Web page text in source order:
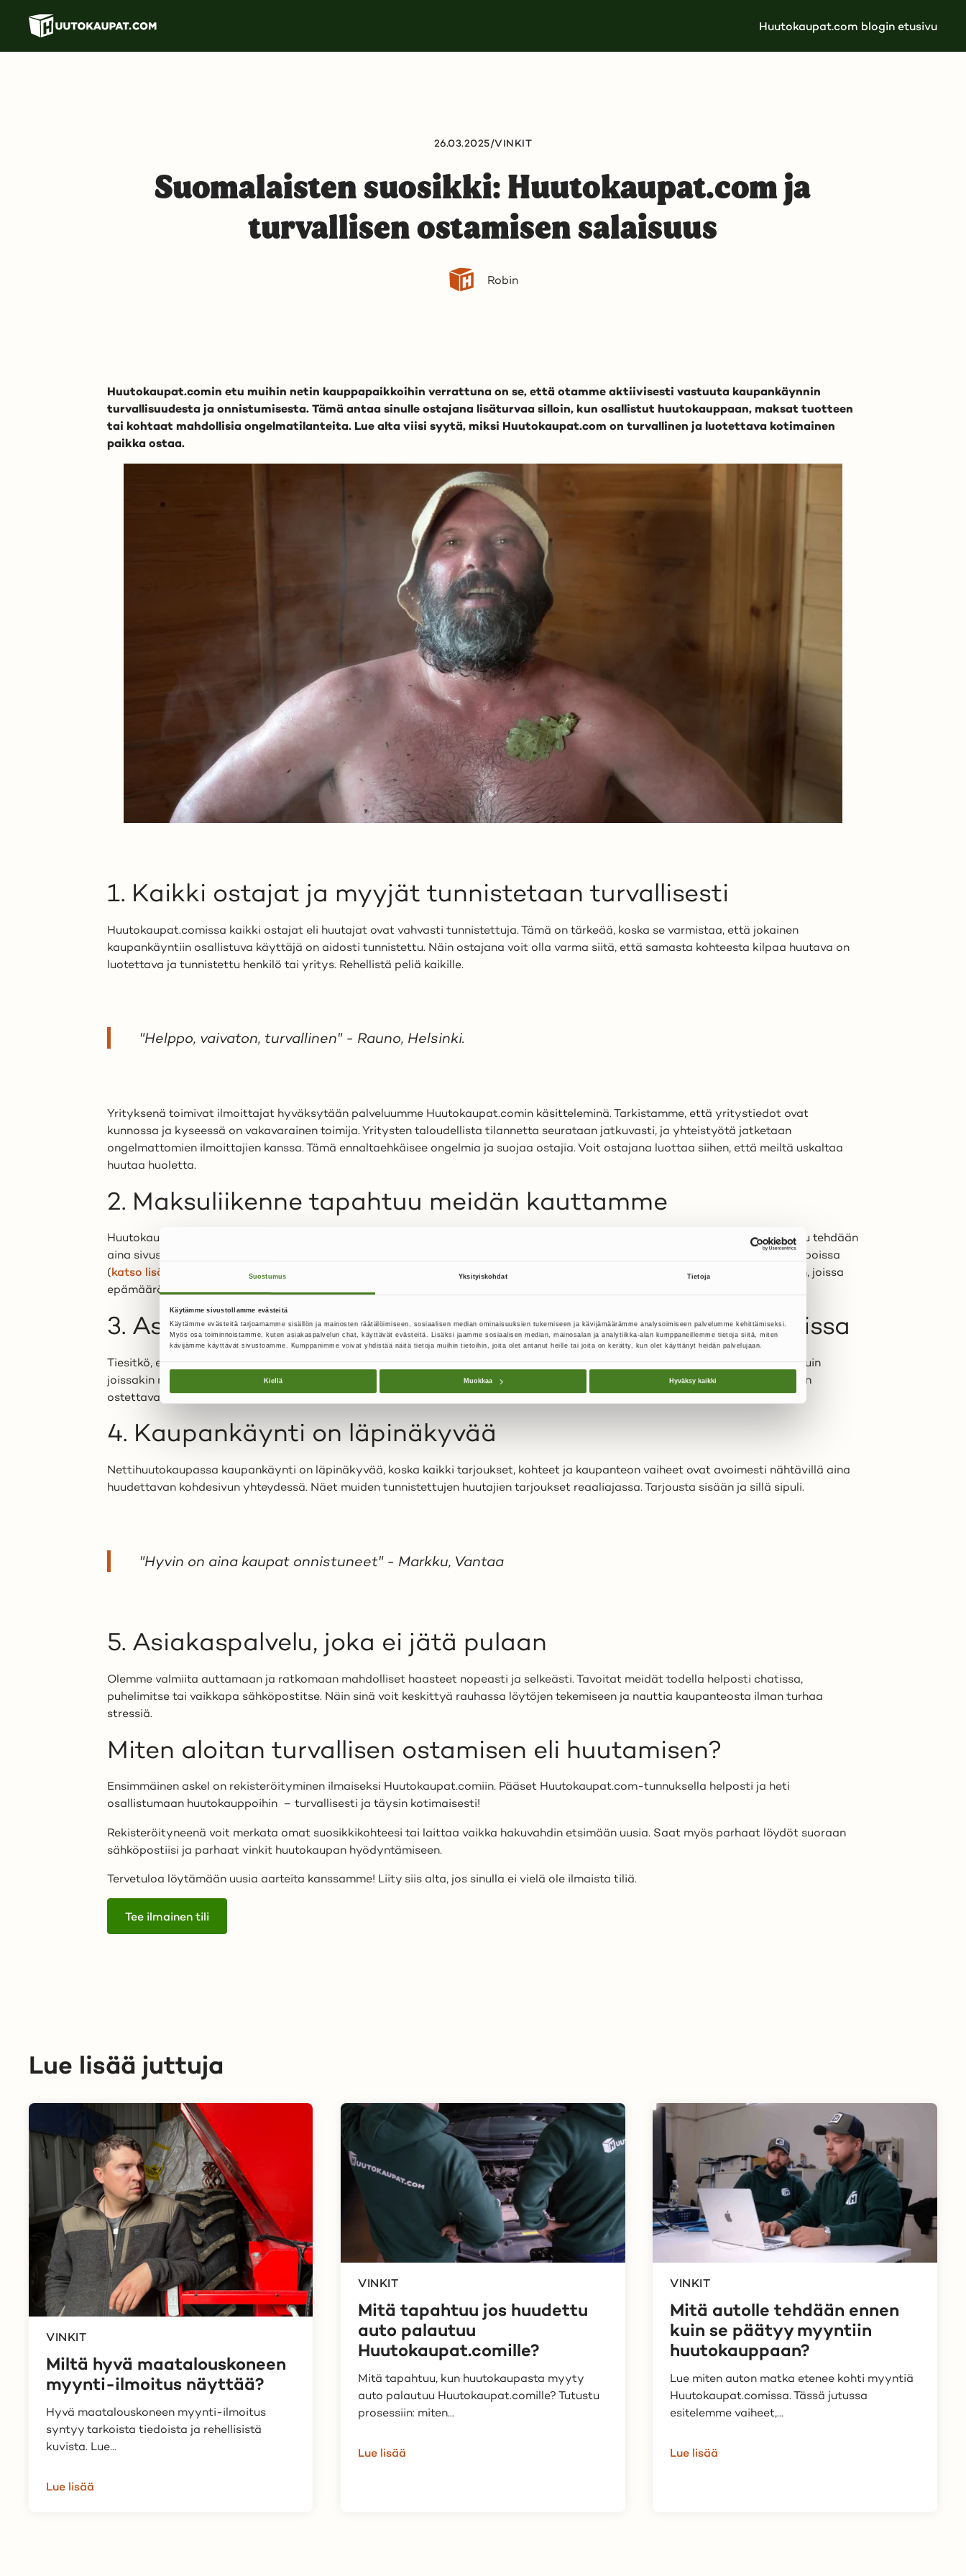
Suostumus Yksityiskohdat Tietoja
Käytämme sivustollamme evästeitä
Käytämme evästeitä tarjoamamme sisällön ja mainosten räätälöimiseen, sosiaalisen median ominaisuuksien tukemiseen ja kävijämäärämme analysoimiseen palvelumme kehittämiseksi.
Myös osa toiminnoistamme, kuten asiakaspalvelun chat, käyttävät evästeitä. Lisäksi jaamme sosiaalisen median, mainosalan ja analytiikka-alan kumppaneillemme tietoja siitä, miten
kävijämme käyttävät sivustoamme. Kumppanimme voivat yhdistää näitä tietoja muihin tietoihin, joita olet antanut heille tai joita on kerätty, kun olet käyttänyt heidän palvelujaan.
Kiellä Muokkaa Hyväksy kaikki
pääsisältöön
Huutokaupat.com blogin etusivu
26.03.2025/VINKIT
Suomalaisten suosikki: Huutokaupat.com ja
turvallisen ostamisen salaisuus
Robin
Huutokaupat.comin etu muihin netin kauppapaikkoihin verrattuna on se, että otamme aktiivisesti vastuuta kaupankäynnin
turvallisuudesta ja onnistumisesta. Tämä antaa sinulle ostajana lisäturvaa silloin, kun osallistut huutokauppaan, maksat tuotteen
tai kohtaat mahdollisia ongelmatilanteita. Lue alta viisi syytä, miksi Huutokaupat.com on turvallinen ja luotettava kotimainen
paikka ostaa.
1. Kaikki ostajat ja myyjät tunnistetaan turvallisesti
Huutokaupat.comissa kaikki ostajat eli huutajat ovat vahvasti tunnistettuja. Tämä on tärkeää, koska se varmistaa, että jokainen
kaupankäyntiin osallistuva käyttäjä on aidosti tunnistettu. Näin ostajana voit olla varma siitä, että samasta kohteesta kilpaa huutava on
luotettava ja tunnistettu henkilö tai yritys. Rehellistä peliä kaikille.
"Helppo, vaivaton, turvallinen" - Rauno, Helsinki.
Yrityksenä toimivat ilmoittajat hyväksytään palveluumme Huutokaupat.comin käsitteleminä. Tarkistamme, että yritystiedot ovat
kunnossa ja kyseessä on vakavarainen toimija. Yritysten taloudellista tilannetta seurataan jatkuvasti, ja yhteistyötä jatketaan
ongelmattomien ilmoittajien kanssa. Tämä ennaltaehkäisee ongelmia ja suojaa ostajia. Voit ostajana luottaa siihen, että meiltä uskaltaa
huutaa huoletta.
2. Maksuliikenne tapahtuu meidän kauttamme
Huutokaupat.comissa maksuliikenne tapahtuu turvallisesti ja hallitusti palvelun kautta. Kun myyjänä on Huutokaupat.com, maksu tehdään
aina sivuston omien maksutapojen avulla (
), eikä suoraan myyjälle. Käyttäjien välisissä kaupoissa
(katso lisätietoja tästä
) maksu tapahtuu myyjän antamien ohjeiden mukaisesti.. Huutokaupat.comissa et törmää nettihuijauksiin, joissa
epämääräiset myyjät tarjoavat olematonta tavaraa ja pyytävät maksun ties minkä arveluttavan linkin kautta.
3. Asiakkaalla on peruutusoikeus isoissa ja pienissä kaupoissa
Tiesitkö, että huutajana eli ostajana sinulla on kuluttajansuojalain mukainen 14 vuorokauden etämyynnin peruutusoikeus. Toisin kuin
joissakin muissa kauppapaikoissa, peruutusoikeus on voimassa myös itse paikan päältä noudetuissa ostoksissa. Eli isommankaan
ostettavan asian ei tarvitse mahtua pakettiin. Ehdot löytyvät aina huudettavien kohteiden tiedoista.
4. Kaupankäynti on läpinäkyvää
Nettihuutokaupassa kaupankäynti on läpinäkyvää, koska kaikki tarjoukset, kohteet ja kaupanteon vaiheet ovat avoimesti nähtävillä aina
huudettavan kohdesivun yhteydessä. Näet muiden tunnistettujen huutajien tarjoukset reaaliajassa. Tarjousta sisään ja sillä sipuli.
"Hyvin on aina kaupat onnistuneet" - Markku, Vantaa
5. Asiakaspalvelu, joka ei jätä pulaan
Olemme valmiita auttamaan ja ratkomaan mahdolliset haasteet nopeasti ja selkeästi. Tavoitat meidät todella helposti chatissa,
puhelimitse tai vaikkapa sähköpostitse. Näin sinä voit keskittyä rauhassa löytöjen tekemiseen ja nauttia kaupanteosta ilman turhaa
stressiä.
Miten aloitan turvallisen ostamisen eli huutamisen?
Ensimmäinen askel on rekisteröityminen ilmaiseksi Huutokaupat.comiin. Pääset Huutokaupat.com-tunnuksella helposti ja heti
osallistumaan huutokauppoihin – turvallisesti ja täysin kotimaisesti!
Rekisteröityneenä voit merkata omat suosikkikohteesi tai laittaa vaikka hakuvahdin etsimään uusia. Saat myös parhaat löydöt suoraan
sähköpostiisi ja parhaat vinkit huutokaupan hyödyntämiseen.
Tervetuloa löytämään uusia aarteita kanssamme! Liity siis alta, jos sinulla ei vielä ole ilmaista tiliä.
Tee ilmainen tili
Lue lisää juttuja
VINKIT
Miltä hyvä maatalouskoneen
myynti-ilmoitus näyttää?
Hyvä maatalouskoneen myynti-ilmoitus
syntyy tarkoista tiedoista ja rehellisistä
kuvista. Lue...
Lue lisää
VINKIT
Mitä tapahtuu jos huudettu
auto palautuu
Huutokaupat.comille?
Mitä tapahtuu, kun huutokaupasta myyty
auto palautuu Huutokaupat.comille? Tutustu
prosessiin: miten...
Lue lisää
VINKIT
Mitä autolle tehdään ennen
kuin se päätyy myyntiin
huutokauppaan?
Lue miten auton matka etenee kohti myyntiä
Huutokaupat.comissa. Tässä jutussa
esitelemme vaiheet,...
Lue lisää